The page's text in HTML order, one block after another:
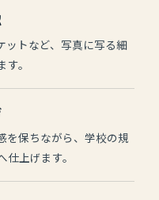
ットなど、写真に写る細
。
を保ちながら、学校の規
上げます。